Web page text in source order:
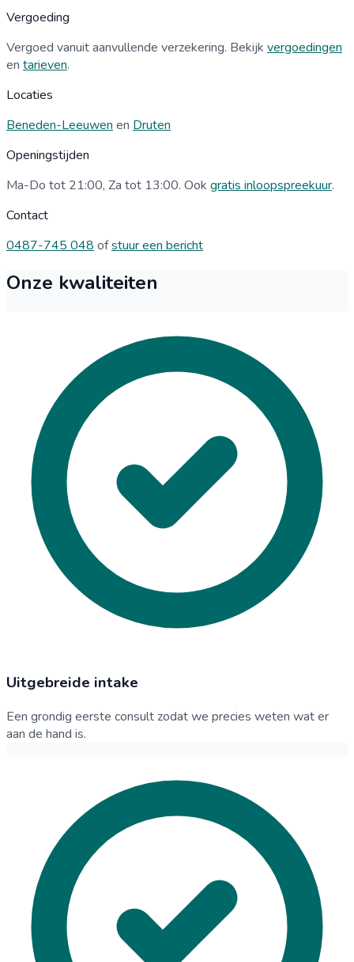
Vergoeding
Vergoed vanuit aanvullende verzekering. Bekijk vergoedingen
en tarieven.
Locaties
Beneden-Leeuwen en Druten
Openingstijden
Ma-Do tot 21:00, Za tot 13:00. Ook gratis inloopspreekuur.
Contact
0487-745 048 ofstuur een bericht
Onze kwaliteiten
Uitgebreide intake
Een grondig eerste consult zodat we precies weten wat er
aan de hand is.